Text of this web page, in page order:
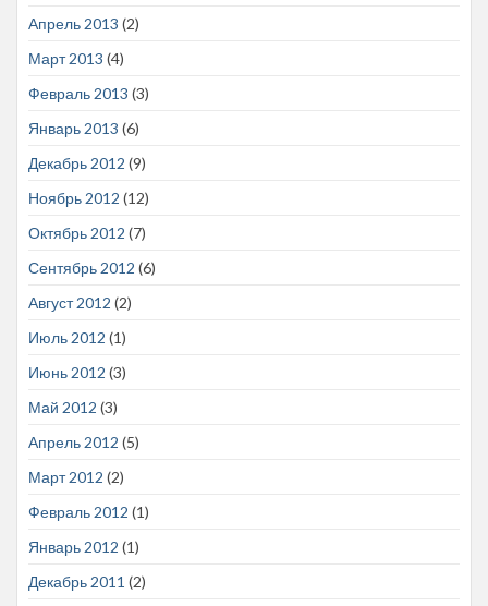
Апрель 2013 (2)
Март 2013 (4)
Февраль 2013 (3)
Январь 2013 (6)
Декабрь 2012 (9)
Ноябрь 2012 (12)
Октябрь 2012 (7)
Сентябрь 2012 (6)
Август 2012 (2)
Июль 2012 (1)
Июнь 2012 (3)
Май 2012 (3)
Апрель 2012 (5)
Март 2012 (2)
Февраль 2012 (1)
Январь 2012 (1)
Декабрь 2011 (2)